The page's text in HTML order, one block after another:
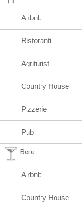
Airbnb
Ristoranti
Agriturist
Country House
Pizzerie
Pub
Bere
Airbnb
Country House